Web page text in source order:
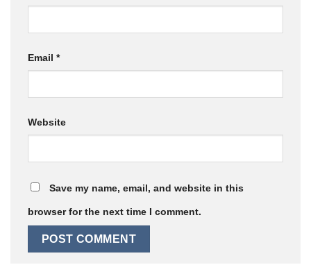
Email *
Website
Save my name, email, and website in this
browser for the next time I comment.